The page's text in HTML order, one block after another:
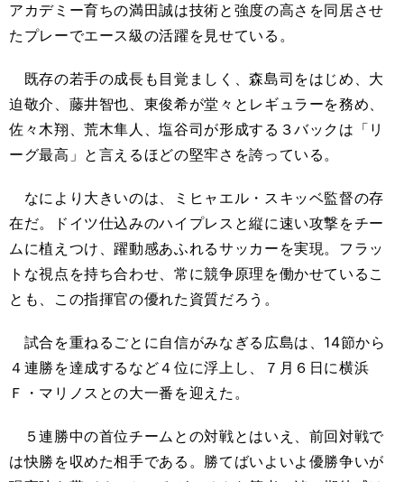
アカデミー育ちの満田誠は技術と強度の高さを同居させ
たプレーでエース級の活躍を見せている。
既存の若手の成長も目覚ましく、森島司をはじめ、大
迫敬介、藤井智也、東俊希が堂々とレギュラーを務め、
佐々木翔、荒木隼人、塩谷司が形成する３バックは「リ
ーグ最高」と言えるほどの堅牢さを誇っている。
なにより大きいのは、ミヒャエル・スキッベ監督の存
在だ。ドイツ仕込みのハイプレスと縦に速い攻撃をチー
ムに植えつけ、躍動感あふれるサッカーを実現。フラッ
トな視点を持ち合わせ、常に競争原理を働かせているこ
とも、この指揮官の優れた資質だろう。
試合を重ねるごとに自信がみなぎる広島は、14節から
４連勝を達成するなど４位に浮上し、７月６日に横浜
Ｆ・マリノスとの大一番を迎えた。
５連勝中の首位チームとの対戦とはいえ、前回対戦で
は快勝を収めた相手である。勝てばいよいよ優勝争いが